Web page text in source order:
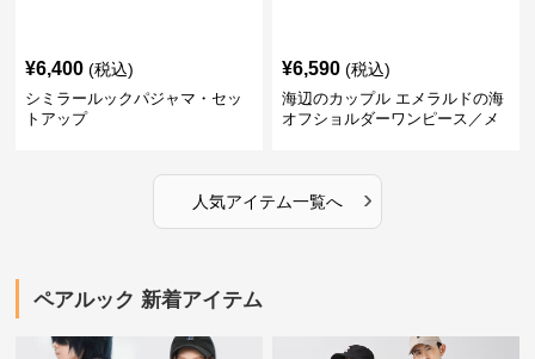
¥6,400 (税込)
シミラールックパジャマ・セッ
トアップ
¥6,590 (税込)
海辺のカップル エメラルドの海
オフショルダーワンピース／メ
人気アイテム一覧へ ›
ペアルック 新着アイテム